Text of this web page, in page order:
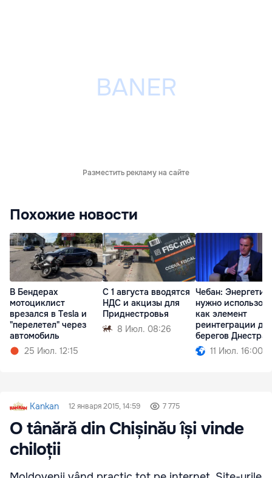
Разместить рекламу на сайте
Похожие новости
В Бендерах
мотоциклист
врезался в Tesla и
"перелетел" через
автомобиль
25 Июл. 12:15
С 1 августа вводятся
НДС и акцизы для
Приднестровья
8 Июл. 08:26
Чебан:
нужно
как элемент
реинтеграции
берегов Днестра
11 Июл. 16:00
Kankan 12 января 2015, 14:59 7 775
O tânără din Chișinău își vinde
chiloții